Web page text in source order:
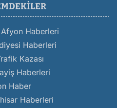
Haberleri
Haberleri
Kazası
Haberleri
Haber
Haberleri